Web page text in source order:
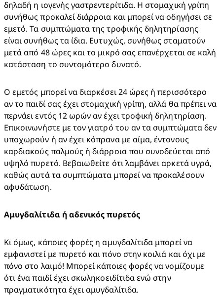
δηλαδή η ιογενής γαστρεντερίτιδα. Η στομαχική γρίπη
συνήθως προκαλεί διάρροια και μπορεί να οδηγήσει σε
εμετό. Τα συμπτώματα της τροφικής δηλητηρίασης
είναι συνήθως τα ίδια. Ευτυχώς, συνήθως σταματούν
μετά από 48 ώρες και το μικρό σας επανέρχεται σε καλή
κατάσταση το συντομότερο δυνατό.​
Ο εμετός μπορεί να διαρκέσει 24 ώρες ή περισσότερο
αν το παιδί σας έχει στομαχική γρίπη, αλλά θα πρέπει να
περνάει εντός 12 ωρών αν έχει τροφική δηλητηρίαση.
Επικοινωνήστε με τον γιατρό του αν τα συμπτώματα δεν
υποχωρούν ή αν έχει κόπρανα με αίμα, έντονους
καρδιακούς παλμούς ή διάρροια που συνοδεύεται από
υψηλό πυρετό. Βεβαιωθείτε ότι λαμβάνει αρκετά υγρά,
καθώς αυτά τα συμπτώματα μπορεί να προκαλέσουν
αφυδάτωση.​
Αμυγδαλίτιδα ή αδενικός πυρετός​
Κι όμως, κάποιες φορές η αμυγδαλίτιδα μπορεί να
εμφανιστεί με πυρετό και πόνο στην κοιλιά και όχι με
πόνο στο λαιμό! Μπορεί κάποιες φορές να νομίζουμε
ότι ένα παιδί έχει σκωληκοειδίτιδα ενώ στην
πραγματικότητα έχει αμυγδαλίτιδα.​